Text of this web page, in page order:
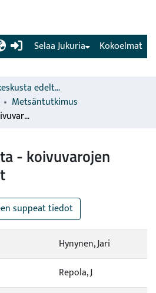
(current) Kokoelmat
Selaa Jukuria
Luonnonvarakeskusta edeltävien organisaatioiden sarjat
Metsäntutkimus
Koivua suomesta - koivuvarojen kehitysnäkymät
- koivuvarojen
suppeat tiedot
Hynynen, Jari
Repola, J